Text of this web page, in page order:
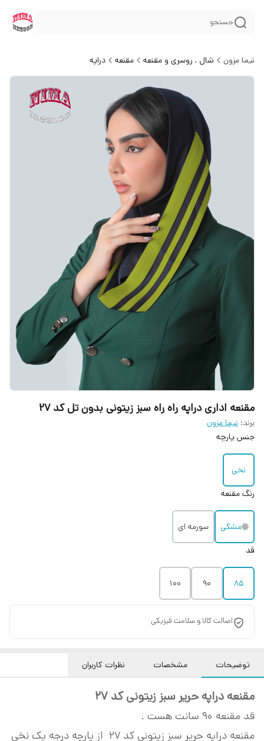
جستجو
نیما مزون شال , روسری و مقنعه مقنعه دراپه
مقنعه اداری دراپه راه راه سبز زیتونی بدون تل کد 27
برند: نیما مزون
جنس پارچه
نخی
رنگ مقنعه
مشکی
سورمه ای
قد
85
90
100
اصالت کالا و سلامت فیزیکی
توضیحات مشخصات نظرات کاربران
مقنعه دراپه حریر سبز زیتونی کد 27
قد مقنعه 90 سانت هست
.
مقنعه دراپه حریر سبز زیتونی کد 27 از پارچه درجه یک نخی